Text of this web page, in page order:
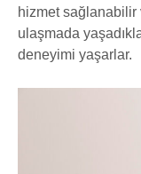
hizmet sağlanabilir
ulaşmada
deneyimi yaşarlar.